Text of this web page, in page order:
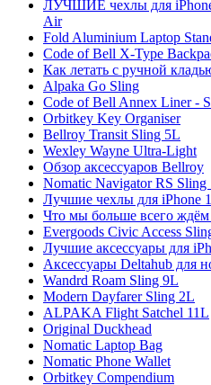
ЛУЧШИЕ чехлы для iPhone
Air
Fold Aluminium Laptop
Code of Bell X-Type
Как летать с ручной
Alpaka Go Sling
Code of Bell Annex Liner -
Orbitkey Key Organiser
Bellroy Transit Sling 5L
Wexley Wayne Ultra-Light
Обзор аксессуаров Bellroy
Nomatic Navigator RS
Лучшие чехлы для iPhone
Что мы больше всего ждём
Evergoods Civic Access
Лучшие аксессуары для
Аксессуары Deltahub для
Wandrd Roam Sling 9L
Modern Dayfarer Sling 2L
ALPAKA Flight Satchel 11L
Original Duckhead
Nomatic Laptop Bag
Nomatic Phone Wallet
Orbitkey Compendium